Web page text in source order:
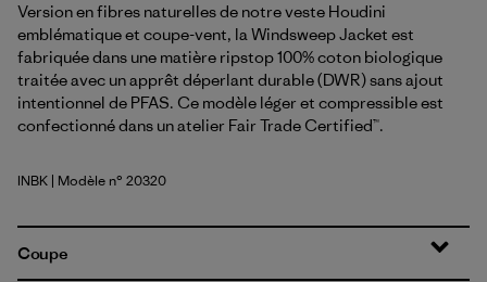
Version en fibres naturelles de notre veste Houdini
emblématique et coupe-vent, la Windsweep Jacket est
fabriquée dans une matière ripstop 100% coton biologique
traitée avec un apprêt déperlant durable (DWR) sans ajout
intentionnel de PFAS. Ce modèle léger et compressible est
confectionné dans un atelier Fair Trade Certified™.
Ink Black
INBK | Modèle n° 20320
Coupe